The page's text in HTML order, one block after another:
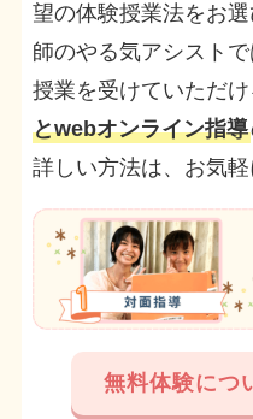
望の体験授業法をお
師のやる気アシスト
授業を受けていただ
とwebオンライン指導
詳しい方法は、お気軽
無料体験につ